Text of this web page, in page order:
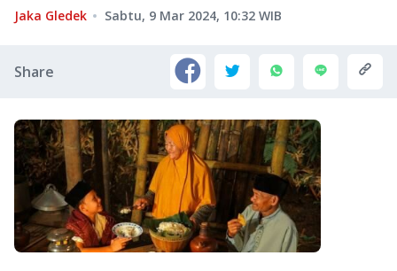
Jaka Gledek Sabtu, 9 Mar 2024, 10:32 WIB
Share